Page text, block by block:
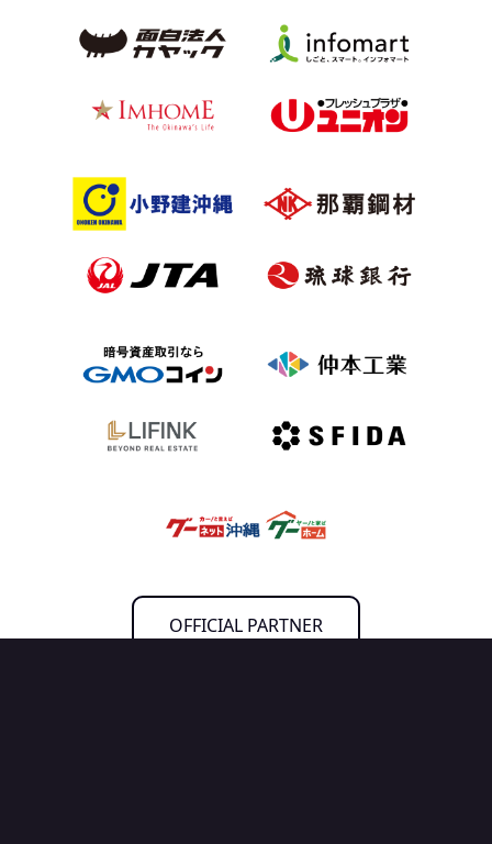
OFFICIAL PARTNER